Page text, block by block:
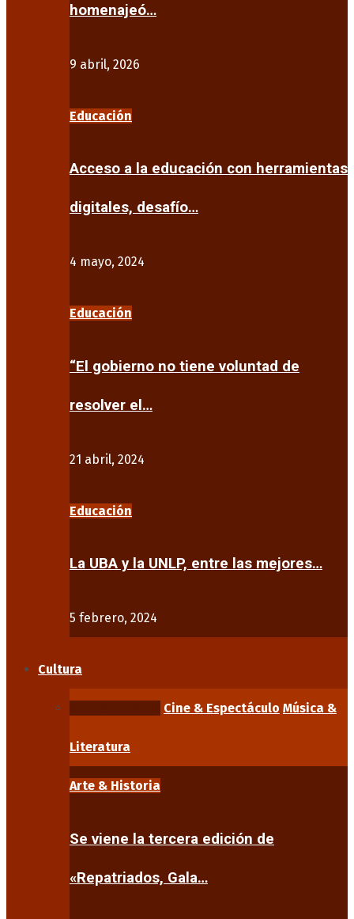
homenajeó…
9 abril, 2026
Educación
Acceso a la educación con herramientas
digitales, desafío…
4 mayo, 2024
Educación
“El gobierno no tiene voluntad de
resolver el…
21 abril, 2024
Educación
La UBA y la UNLP, entre las mejores…
5 febrero, 2024
Cultura
Cine & Espectáculo Música &
Literatura
Arte & Historia
Se viene la tercera edición de
«Repatriados, Gala…